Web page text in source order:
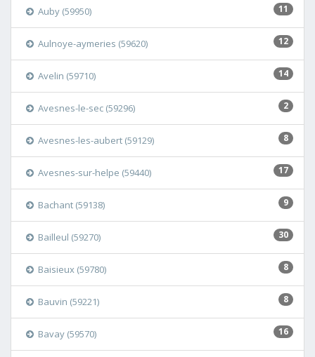
11
Auby (59950)
12
Aulnoye-aymeries (59620)
14
Avelin (59710)
2
Avesnes-le-sec (59296)
8
Avesnes-les-aubert (59129)
17
Avesnes-sur-helpe (59440)
9
Bachant (59138)
30
Bailleul (59270)
8
Baisieux (59780)
8
Bauvin (59221)
16
Bavay (59570)